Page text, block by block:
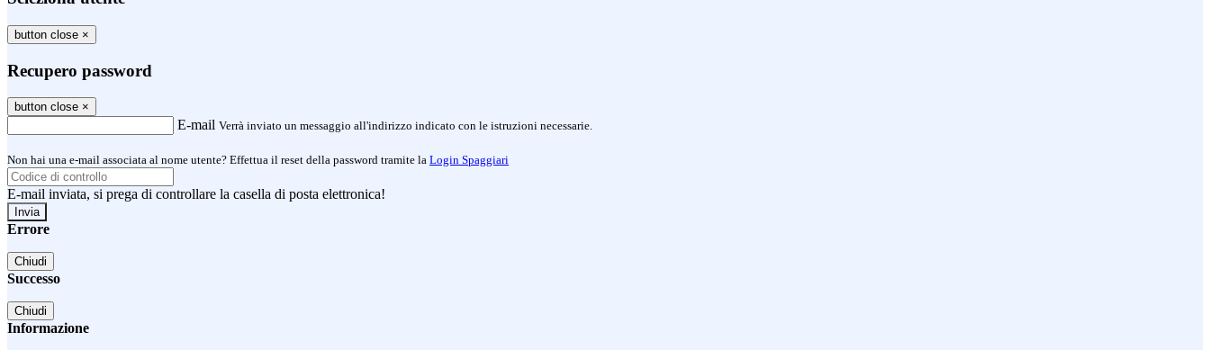
button close ×
Recupero password
button close ×
E-mail Verrà inviato un messaggio all'indirizzo indicato con le istruzioni necessarie.
Non hai una e-mail associata al nome utente? Effettua il reset della password tramite la Login Spaggiari
E-mail inviata, si prega di controllare la casella di posta elettronica!
Errore
Chiudi
Successo
Chiudi
Informazione